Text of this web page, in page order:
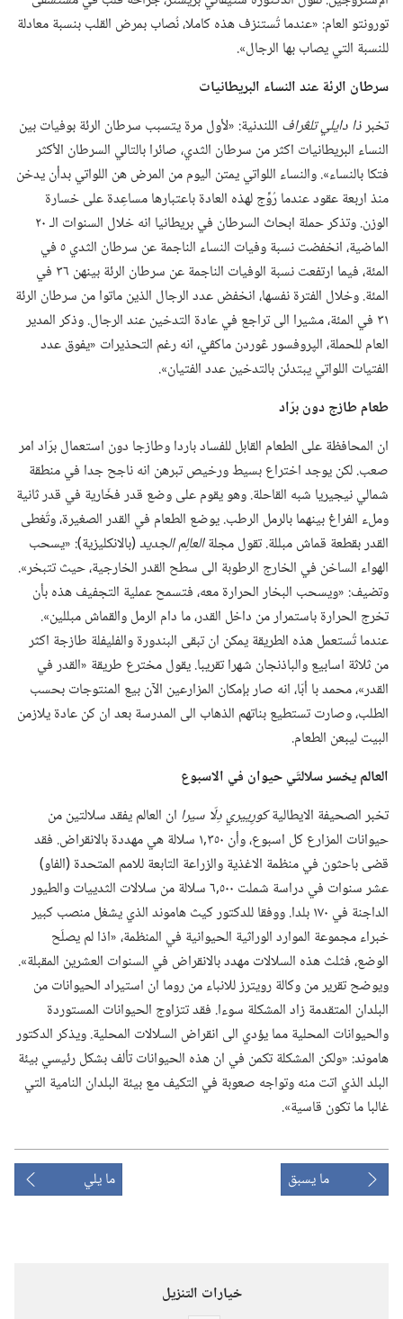
تورونتو العام:‏ «عندما تُستنزف هذه كاملا،‏ نُصاب بمرض القلب بنسبة معادلة
للنسبة التي يصاب بها الرجال».‏
سرطان الرئة عند النساء البريطانيات
تخبرذا دايلي تلڠراف اللندنية:‏ «لأول مرة يتسبب سرطان الرئة بوفيات بين
النساء البريطانيات اكثر من سرطان الثدي،‏ صائرا بالتالي السرطان الأكثر
فتكا بالنساء».‏ والنساء اللواتي يمتن اليوم من المرض هن اللواتي بدأن يدخن
منذ اربعة عقود عندما رُوِّج لهذه العادة باعتبارها مساعِدة على خسارة
الوزن.‏ وتذكر حملة ابحاث السرطان في بريطانيا انه خلال السنوات الـ‍ ٢٠
الماضية،‏ انخفضت نسبة وفيات النساء الناجمة عن سرطان الثدي ٥ في
المئة،‏ فيما ارتفعت نسبة الوفيات الناجمة عن سرطان الرئة بينهن ٣٦ في
المئة.‏ وخلال الفترة نفسها،‏ انخفض عدد الرجال الذين ماتوا من سرطان الرئة
٣١ في المئة،‏ مشيرا الى تراجع في عادة التدخين عند الرجال.‏ وذكر المدير
العام للحملة،‏ الپروفسور ڠوردن ماكڤي،‏ انه رغم التحذيرات «يفوق عدد
الفتيات اللواتي يبتدئن بالتدخين عدد الفتيان».‏
طعام طازج دون برّاد
ان المحافظة على الطعام القابل للفساد باردا وطازجا دون استعمال برّاد امر
صعب.‏ لكن يوجد اختراع بسيط ورخيص تبرهن انه ناجح جدا في منطقة
شمالي نيجيريا شبه القاحلة.‏ وهو يقوم على وضع قدر فخّارية في قدر ثانية
وملء الفراغ بينهما بالرمل الرطب.‏ يوضع الطعام في القدر الصغيرة،‏ وتُغطى
القدر بقطعة قماش مبللة.‏ تقول مجلةالعالِم الجديد‏(‏بالانكليزية)‏:‏ «يسحب
الهواء الساخن في الخارج الرطوبة الى سطح القدر الخارجية،‏ حيث تتبخر».‏
وتضيف:‏ «ويسحب البخار الحرارة معه،‏ فتسمح عملية التجفيف هذه بأن
تخرج الحرارة باستمرار من داخل القدر،‏ ما دام الرمل والقماش مبللين».‏
عندما تُستعمل هذه الطريقة يمكن ان تبقى البندورة والفليفلة طازجة اكثر
من ثلاثة اسابيع والباذنجان شهرا تقريبا.‏ يقول مخترع طريقة «القدر في
القدر»،‏ محمد با أبّا،‏ انه صار بإمكان المزارعين الآن بيع المنتوجات بحسب
الطلب،‏ وصارت تستطيع بناتهم الذهاب الى المدرسة بعد ان كن عادة يلازمن
البيت ليبعن الطعام.‏
العالم يخسر سلالتَي حيوان في الاسبوع
تخبر الصحيفة الايطاليةكورِييري دِلّا سيرا ان العالم يفقد سلالتين من
حيوانات المزارع كل اسبوع،‏ وأن ٣٥٠‏,١ سلالة هي مهددة بالانقراض.‏ فقد
قضى باحثون في منظمة الاغذية والزراعة التابعة للامم المتحدة (‏الفاو)‏
عشر سنوات في دراسة شملت ٥٠٠‏,٦ سلالة من سلالات الثدييات والطيور
الداجنة في ١٧٠ بلدا.‏ ووفقا للدكتور كيث هاموند الذي يشغل منصب كبير
خبراء مجموعة الموارد الوراثية الحيوانية في المنظمة،‏ «اذا لم يصلَح
الوضع،‏ فثلث هذه السلالات مهدد بالانقراض في السنوات العشرين المقبلة».‏
ويوضح تقرير من وكالة رويترز للانباء من روما ان استيراد الحيوانات من
البلدان المتقدمة زاد المشكلة سوءا.‏ فقد تتزاوج الحيوانات المستوردة
والحيوانات المحلية مما يؤدي الى انقراض السلالات المحلية.‏ ويذكر الدكتور
هاموند:‏ «ولكن المشكلة تكمن في ان هذه الحيوانات تألف بشكل رئيسي بيئة
البلد الذي اتت منه وتواجه صعوبة في التكيف مع بيئة البلدان النامية التي
غالبا ما تكون قاسية».‏
ما يسبق ما يلي
خيارات التنزيل